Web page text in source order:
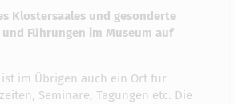
Klostersaales und gesonderte
Führungen im Museum auf
im Übrigen auch ein Ort für
Seminare, Tagungen etc. Die